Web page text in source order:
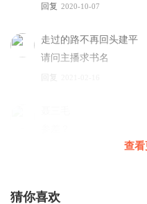
回复 2020-10-07
走过的路不再回头建平
请问主播求书名
回复
请问这本书的名字？
查看
猜你喜欢